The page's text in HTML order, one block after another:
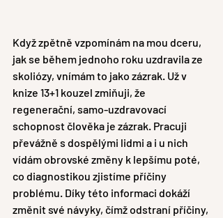
Když zpětně vzpomínám na mou dceru,
jak se během jednoho roku uzdravila ze
skoliózy, vnímám to jako zázrak. Už v
knize 13+1 kouzel zmiňuji, že
regenerační, samo-uzdravovací
schopnost člověka je zázrak. Pracuji
převážně s dospělými lidmi a i u nich
vídám obrovské změny k lepšímu poté,
co diagnostikou zjistíme příčiny
problému. Díky této informaci dokáží
změnit své návyky, čímž odstraní příčiny,